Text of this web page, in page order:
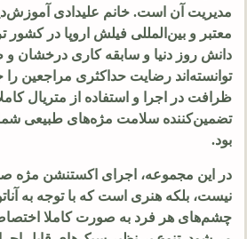
مدیریت آن است. خانم علیدادی
معتبر و بین‌المللی فیلش اروپا در کشور
دانش روز دنیا و سابقه کاری درخشان و
توانسته‌اند رضایت حداکثری مراجعین
ظرافت در اجرا و استفاده از متریال
تضمین‌کننده سلامت مژه‌های طبیعی
بود.
در این مجموعه، اجرای اکستنشن مژه
نیست، بلکه هنری است که با توجه به
چشم‌های هر فرد به صورت کاملا